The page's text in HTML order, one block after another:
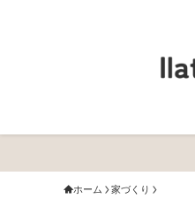
ホーム 家づくり